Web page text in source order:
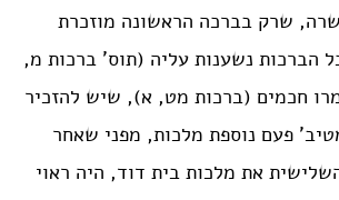
שרק בברכה הראשונה מוזכרת
הברכות נשענות עליה (תוס’ ברכות מ,
חכמים (ברכות מט, א), שיש להזכיר
פעם נוספת מלכות, מפני שאחר
את מלכות בית דוד, היה ראוי